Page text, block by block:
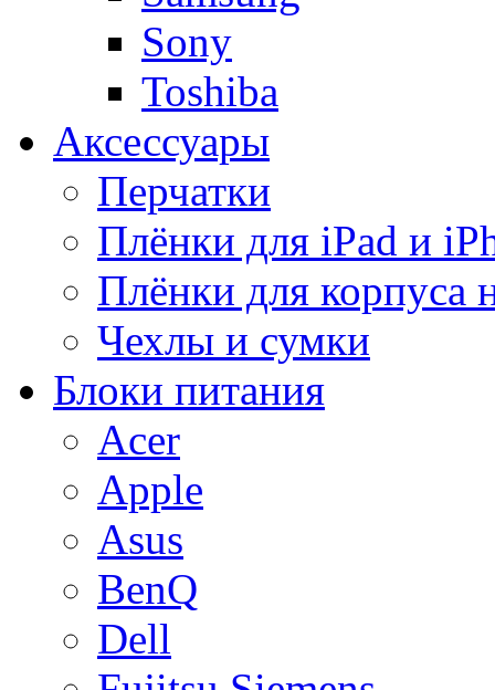
Sony
Toshiba
Аксессуары
Перчатки
Плёнки для iPad и
Плёнки для корпуса
Чехлы и сумки
Блоки питания
Acer
Apple
Asus
BenQ
Dell